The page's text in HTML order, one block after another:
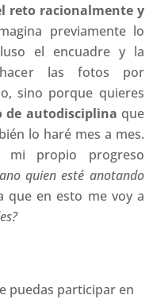
reto racionalmente y
previamente lo
el encuadre y la
las fotos por
sino porque quieres
de autodisciplina que
lo haré mes a mes.
mi propio progreso
quien esté anotando
que en esto me voy a
puedas participar en